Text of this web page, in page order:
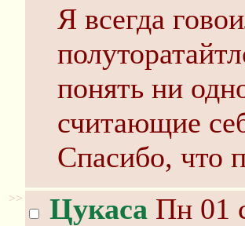
Я всегда
понять ни
считающие
Спасибо, что
>> Цукаса Пн 01